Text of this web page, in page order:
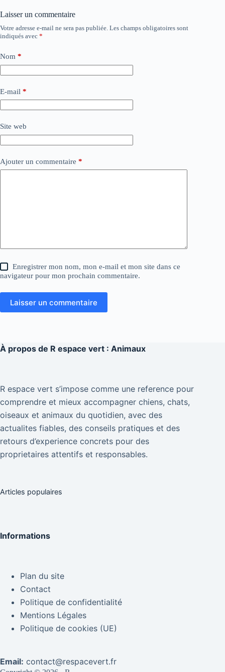
Laisser un commentaire
Votre adresse e-mail ne sera pas publiée. Les champs obligatoires sont
indiqués avec *
Nom *
E-mail *
Site web
Ajouter un commentaire *
Enregistrer mon nom, mon e-mail et mon site dans ce
navigateur pour mon prochain commentaire.
Laisser un commentaire
À propos de R espace vert : Animaux
R espace vert s’impose comme une reference pour
comprendre et mieux accompagner chiens, chats,
oiseaux et animaux du quotidien, avec des
actualites fiables, des conseils pratiques et des
retours d’experience concrets pour des
proprietaires attentifs et responsables.
Articles populaires
Informations
Plan du site
Contact
Politique de confidentialité
Mentions Légales
Politique de cookies (UE)
Email: contact@respacevert.fr